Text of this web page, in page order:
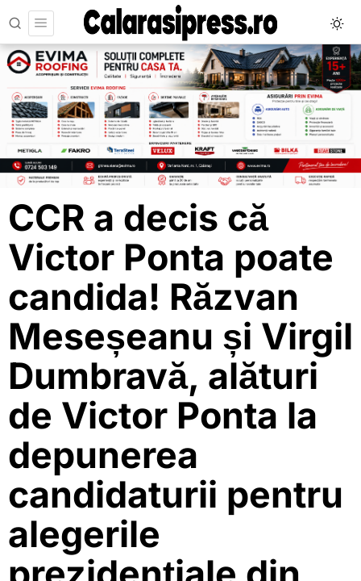
CCR a decis că
Victor Ponta poate
candida! Răzvan
Meseșeanu și Virgil
Dumbravă, alături
de Victor Ponta la
depunerea
candidaturii pentru
alegerile